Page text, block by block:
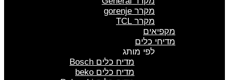
מקרר gorenje
מקרר TCL
מקפיאים
מדיחי כלים
לפי מותג
מדיח כלים Bosch
מדיח כלים beko